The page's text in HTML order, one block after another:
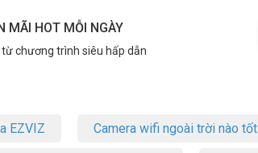
MÃI HOT MỖI NGÀY
chương trình siêu hấp dẫn
EZVIZ Camera wifi ngoài trời nào tốt